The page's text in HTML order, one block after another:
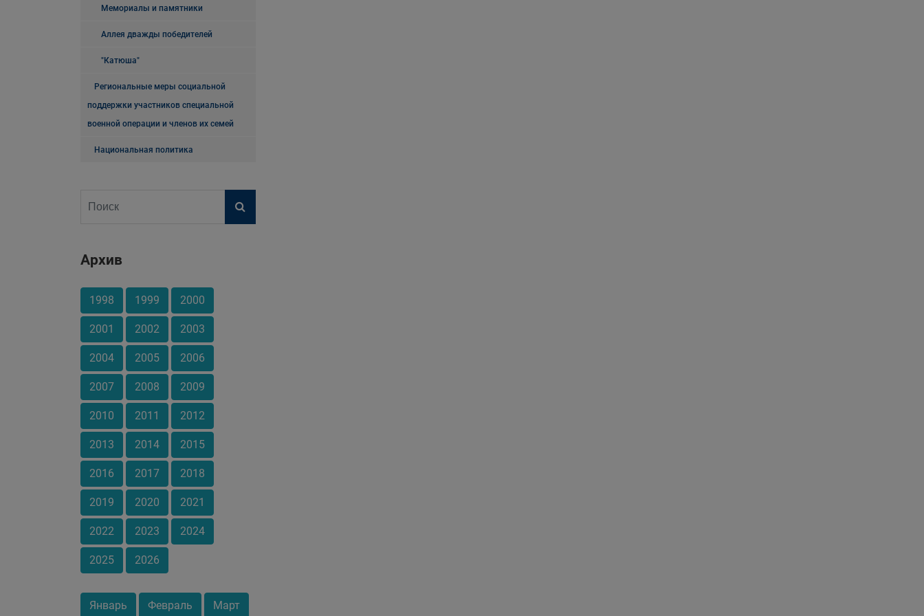
Мемориалы и памятники
Аллея дважды победителей
"Катюша"
Региональные меры социальной
поддержки участников специальной
военной операции и членов их семей
Национальная политика
Архив
1998 1999 2000
2001 2002 2003
2004 2005 2006
2007 2008 2009
2010 2011 2012
2013 2014 2015
2016 2017 2018
2019 2020 2021
2022 2023 2024
2025 2026
Январь Февраль Март